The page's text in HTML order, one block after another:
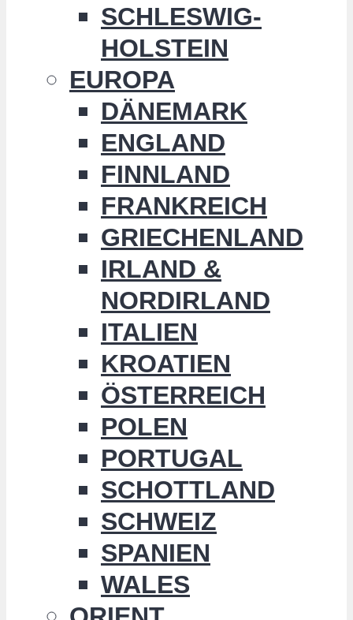
SCHLESWIG-
HOLSTEIN
EUROPA
DÄNEMARK
ENGLAND
FINNLAND
FRANKREICH
GRIECHENLAND
IRLAND &
NORDIRLAND
ITALIEN
KROATIEN
ÖSTERREICH
POLEN
PORTUGAL
SCHOTTLAND
SCHWEIZ
SPANIEN
WALES